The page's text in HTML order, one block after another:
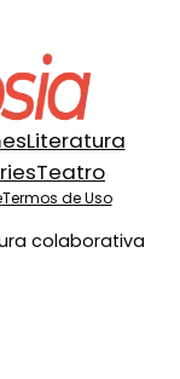
Literatura
Teatro
Termos de Uso
colaborativa